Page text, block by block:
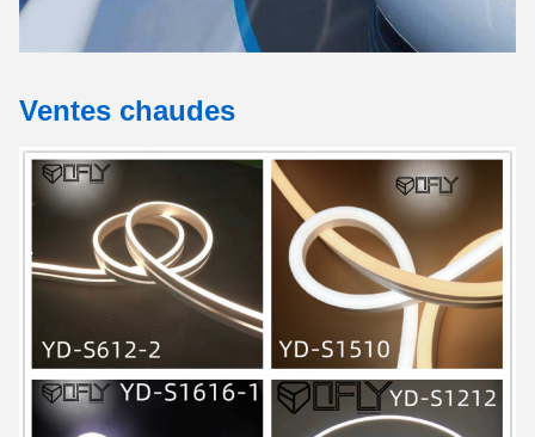
Ventes chaudes